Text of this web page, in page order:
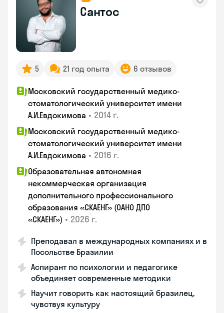
Сантос
5 21 год опыта 6 отзывов
Московский государственный медико-
стоматологический университет имени
А.И.Евдокимова • 2014 г.
Московский государственный медико-
стоматологический университет имени
А.И.Евдокимова • 2016 г.
Образовательная автономная
некоммерческая организация
дополнительного профессионального
образования «СКАЕНГ» (ОАНО ДПО
«СКАЕНГ») • 2026 г.
Преподавал в международных компаниях и в
Посольстве Бразилии
Аспирант по психологии и педагогике
объединяет современные методики
Научит говорить как настоящий бразилец,
чувствуя культуру